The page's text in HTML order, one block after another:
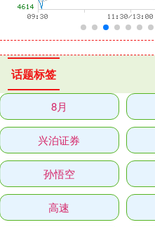
话题标签
8月
兴泊证券
孙悟空
高速